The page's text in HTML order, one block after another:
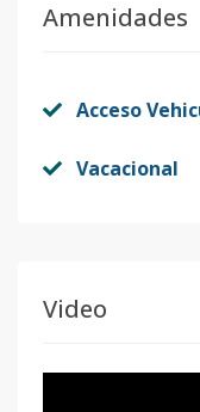
Amenidades
Acceso
Vacacional
Video